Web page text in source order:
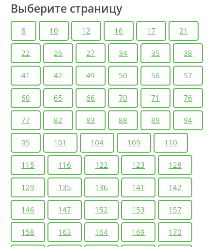
Как вы думаете
Где и почему в России расположены территории с
наибольшей степенью комфортности природных
условий?
Выберите страницу
6 10 12 16 17 21
22 26 27 34 35 38
41 42 49 50 56 57
60 65 66 70 71 76
77 82 83 88 89 94
95 101 104 109 110
115 116 122 123 128
129 135 136 141 142
146 147 152 153 157
158 163 164 169 170